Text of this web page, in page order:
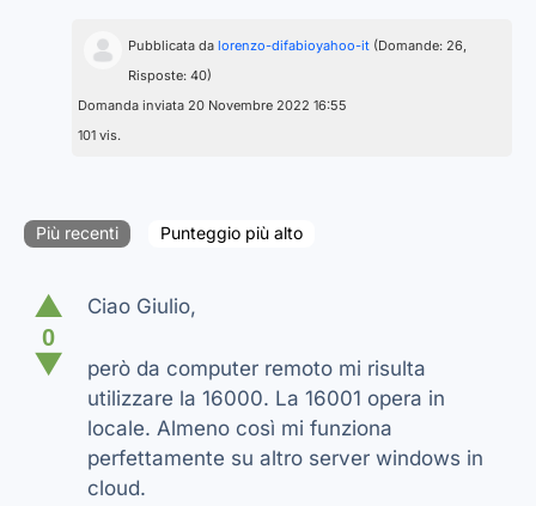
Pubblicata da lorenzo-difabioyahoo-it (Domande: 26,
Risposte: 40)
Domanda inviata 20 Novembre 2022 16:55
101 vis.
Più recenti Punteggio più alto
▲
0
▼
Ciao Giulio,
però da computer remoto mi risulta
utilizzare la 16000. La 16001 opera in
locale. Almeno così mi funziona
perfettamente su altro server windows in
cloud.